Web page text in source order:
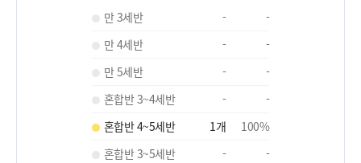
만 3세반 -
-
만 4세반
-
-
만 5세반
-
-
혼합반 3~4세반
-
-
혼합반 4~5세반
1개 100%
혼합반 3~5세반
-
-